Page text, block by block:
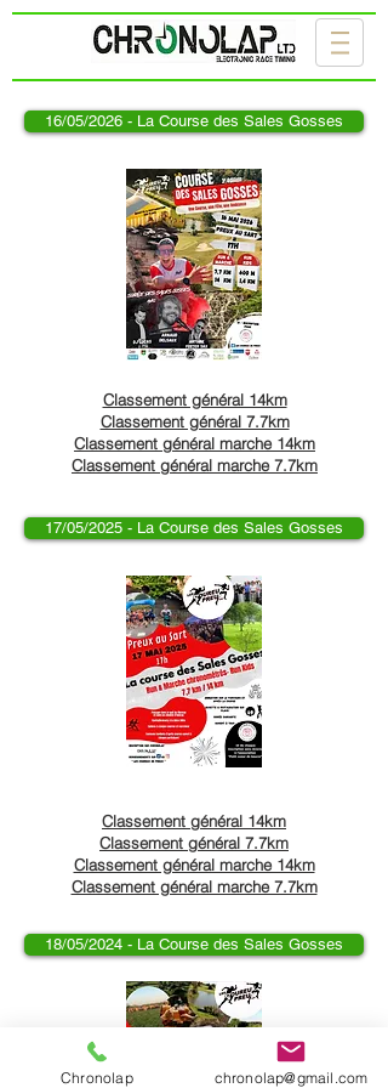
16/05/2026 - La Course des Sales Gosses
Classement général 14km
Classement général 7.7km
Classement général marche 14km
Classement général marche 7.7km
17/05/2025 - La Course des Sales Gosses
Classement général 14km
Classement général 7.7km
Classement général marche 14km
Classement général marche 7.7km
18/05/2024 - La Course des Sales Gosses
Chronolap chronolap@gmail.com